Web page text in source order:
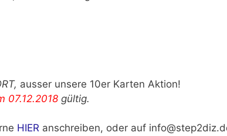
ausser unsere 10er Karten Aktion!
07.12.2018 gültig.
HIER anschreiben, oder auf